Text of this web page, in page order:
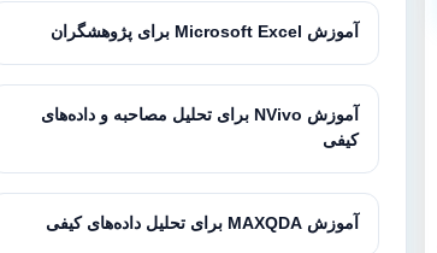
آموزش Microsoft Excel برای پژوهشگران
آموزش NVivo برای تحلیل مصاحبه و داده‌های
کیفی
آموزش MAXQDA برای تحلیل داده‌های کیفی